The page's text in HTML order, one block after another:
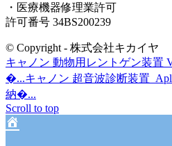
・医療機器修理業許可
許可番号 34BS200239
© Copyright - 株式会社キカイヤ
キャノン 動物用レントゲン装置
�...キャノン 超音波診断装置
納�...
Scroll to top